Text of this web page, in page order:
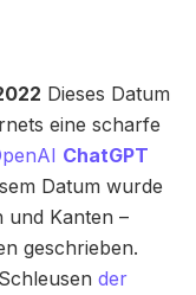
Dieses Datum
eine scharfe
ChatGPT
Datum wurde
und Kanten –
geschrieben.
der